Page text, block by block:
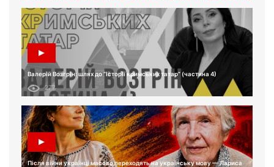
Валерій Возгрін: шлях до “Історії кримських татар” (частина 4)
277
Після війни українці масово переходять на українську мову — Лариса